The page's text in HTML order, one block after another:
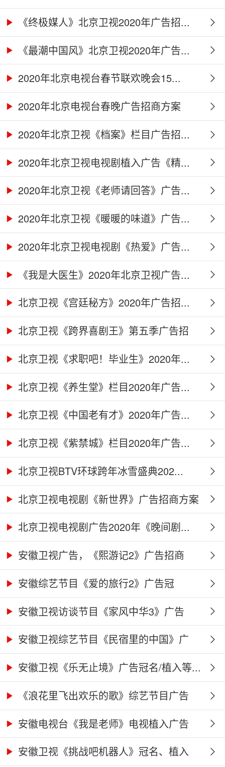
《终极媒人》北京卫视2020年广告招...
《最潮中国风》北京卫视2020年广告...
2020年北京电视台春节联欢晚会15...
2020年北京电视台春晚广告招商方案
2020年北京卫视《档案》栏目广告招...
2020年北京卫视电视剧植入广告《精...
2020年北京卫视《老师请回答》广告...
2020年北京卫视《暖暖的味道》广告...
2020年北京卫视电视剧《热爱》广告...
《我是大医生》2020年北京卫视广告...
北京卫视《宫廷秘方》2020年广告招...
北京卫视《跨界喜剧王》第五季广告招
商...北京卫视《求职吧！毕业生》2020年...
北京卫视《养生堂》栏目2020年广告...
北京卫视《中国老有才》2020年广告...
北京卫视《紫禁城》栏目2020年广告...
北京卫视BTV环球跨年冰雪盛典202...
北京卫视电视剧《新世界》广告招商方案
北京卫视电视剧广告2020年《晚间剧...
安徽卫视广告，《熙游记2》广告招商
合...安徽综艺节目《爱的旅行2》广告冠
名、...
安徽卫视访谈节目《家风中华3》广告
合...安徽卫视综艺节目《民宿里的中国》广
告...安徽卫视《乐无止境》广告冠名/植入等...
《浪花里飞出欢乐的歌》综艺节目广告
冠...安徽电视台《我是老师》电视植入广告
价...安徽卫视《挑战吧机器人》冠名、植入